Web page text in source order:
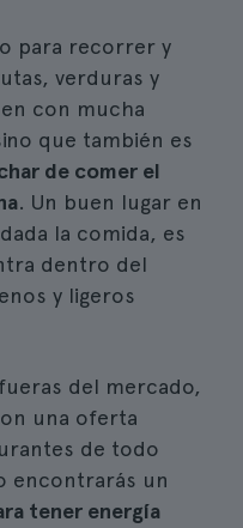
para recorrer y
verduras y
con mucha
que también es
de comer el
. Un buen lugar en
la comida, es
dentro del
y ligeros
del mercado,
una oferta
de todo
encontrarás un
tener energía